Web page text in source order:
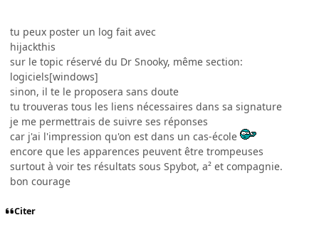
tu peux poster un log fait avec
hijackthis
sur le topic réservé du Dr Snooky, même section:
logiciels[windows]
sinon, il te le proposera sans doute
tu trouveras tous les liens nécessaires dans sa signature
je me permettrais de suivre ses réponses
car j'ai l'impression qu'on est dans un cas-école
encore que les apparences peuvent être trompeuses
surtout à voir tes résultats sous Spybot, a² et compagnie.
bon courage
Citer